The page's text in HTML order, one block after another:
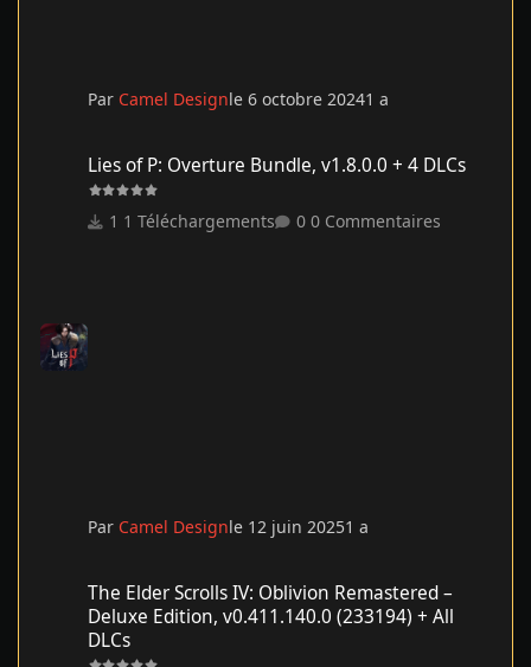
Par Camel Designle 6 octobre 20241 a
Lies of P: Overture Bundle, v1.8.0.0 + 4 DLCs
1 Téléchargements 0 Commentaires
Par Camel Designle 12 juin 20251 a
The Elder Scrolls IV: Oblivion Remastered –
Deluxe Edition, v0.411.140.0 (233194) + All
DLCs